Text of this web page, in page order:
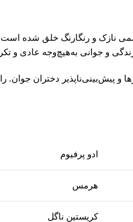
نازک و رنگارنگ خلق شده
و جوانی به‌هیچ‌وجه عادی و
پیش‌بینی‌ناپذیر دختران جوان.
ادو پرفیوم
هرمس
کریستین ناگل